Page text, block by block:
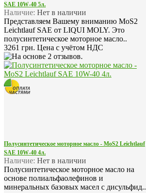
SAE 10W-40 5л.
Наличие: Нет в наличии
Представляем Вашему вниманию MoS2
Leichtlauf SAE от LIQUI MOLY. Это
полусинтетическое моторное масло..
3261 грн. Цена с учётом НДС
Полусинтетическое моторное масло - MoS2 Leichtlauf
SAE 10W-40 4л.
Наличие: Нет в наличии
Полусинтетическое моторное масло на
основе полиальфаолефинов и
минеральных базовых масел с дисульфид..